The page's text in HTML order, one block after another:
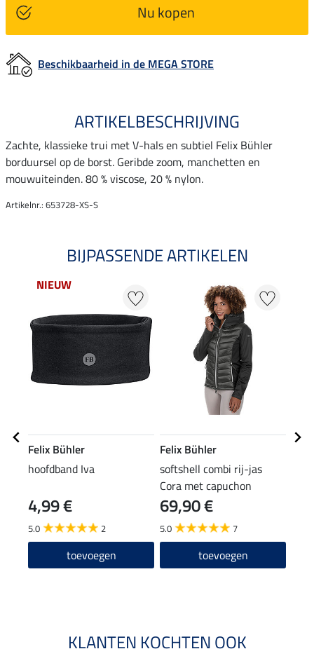
Nu kopen
Beschikbaarheid in de MEGA STORE
ARTIKELBESCHRIJVING
Zachte, klassieke trui met V-hals en subtiel Felix Bühler
borduursel op de borst. Geribde zoom, manchetten en
mouwuiteinden. 80 % viscose, 20 % nylon.
Artikelnr.: 653728-XS-S
BIJPASSENDE ARTIKELEN
NIEUW
Felix Bühler
hoofdband Iva
4,99 €
5.0 2
toevoegen
Felix Bühler
softshell combi rij-jas
Cora met capuchon
69,90 €
5.0 7
toevoegen
KLANTEN KOCHTEN OOK